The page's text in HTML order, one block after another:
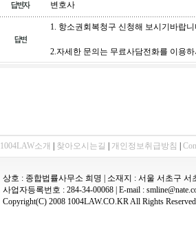
변호사
1. 항소권회복청구 신청해 보시기바랍니
2.자세한 문의는 무료사담전화를 이용
1004LAW소개 찾아오시는길 개인정보취급방침
상호 : 종합법률사무소 희명 | 소재지 : 서울 서초구 서
사업자등록번호 : 284-34-00068 | E-mail :
Copyright(C) 2008 1004LAW.CO.KR All Rights Reserved